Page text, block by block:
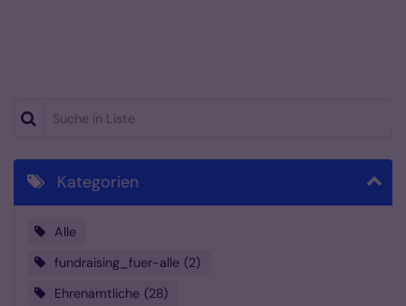
Suche in Liste
Kategorien
Alle
fundraising_fuer-alle 2
Ehrenamtliche 28